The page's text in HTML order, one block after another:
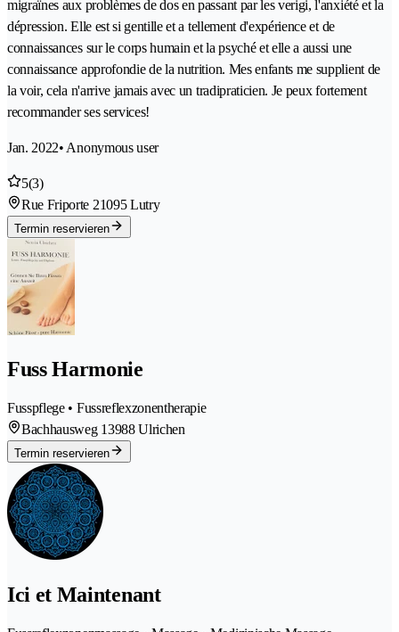
migraïnes aux problèmes de dos en passant par les verigi, l'anxiété et la
dépression. Elle est si gentille et a tellement d'expérience et de
connaissances sur le corps humain et la psyché et elle a aussi une
connaissance approfondie de la nutrition. Mes enfants me supplient de
la voir, cela n'arrive jamais avec un tradipraticien. Je peux fortement
recommander ses services!
Jan. 2022• Anonymous user
5(3)
Rue Friporte 21095 Lutry
Termin reservieren
Fuss Harmonie
Fusspflege • Fussreflexzonentherapie
Bachhausweg 13988 Ulrichen
Termin reservieren
Ici et Maintenant